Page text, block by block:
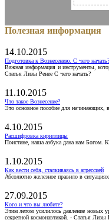
Полезная информация
14.10.2015
Подготовка к Вознесению. С чего начать?
Важная информация и инструменты,
Статья Лизы Ренее С чего начать?
11.10.2015
Что такое Вознесение?
Это основное пособие для начинающих,
4.10.2015
Расшифровка кириллицы
Поистине, наша азбука дана нам Богом.
1.10.2015
Как вести себя, сталкиваясь в агрессией
Абсолютно железное правило в
27.09.2015
Кого и что вы любите?
Этим летом усилилось давление новых
секретной космонавтикой. - Статья